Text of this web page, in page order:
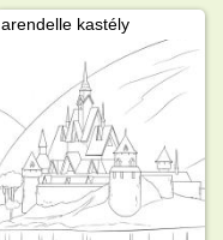
arendelle kastély